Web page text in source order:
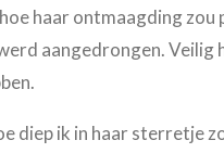
haar ontmaagding zou
aangedrongen. Veilig
diep ik in haar sterretje